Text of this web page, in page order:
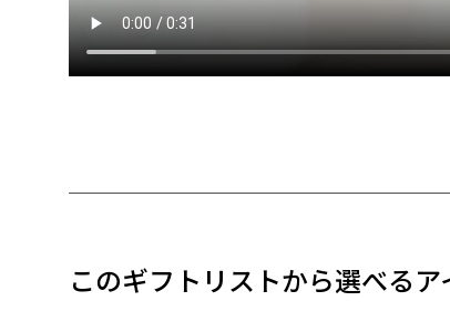
このギフトリストから選べるア